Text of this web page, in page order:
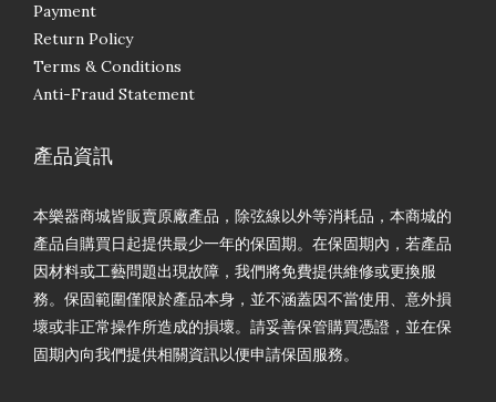
Payment
Return Policy
Terms & Conditions
Anti-Fraud Statement
產品資訊
本樂器商城皆販賣原廠產品，除弦線以外等消耗品，本商城的
產品自購買日起提供最少一年的保固期。在保固期內，若產品
因材料或工藝問題出現故障，我們將免費提供維修或更換服
務。保固範圍僅限於產品本身，並不涵蓋因不當使用、意外損
壞或非正常操作所造成的損壞。請妥善保管購買憑證，並在保
固期內向我們提供相關資訊以便申請保固服務。